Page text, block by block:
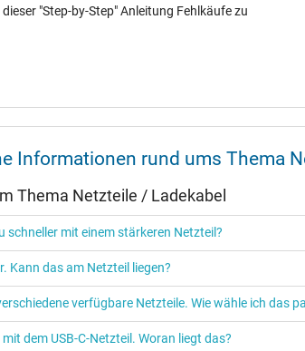
"Step-by-Step" Anleitung Fehlkäufe zu
Informationen rund ums Thema
Thema Netzteile / Ladekabel
schneller mit einem stärkeren Netzteil?
Kann das am Netzteil liegen?
verfügbare Netzteile. Wie wähle ich das
dem USB-C-Netzteil. Woran liegt das?